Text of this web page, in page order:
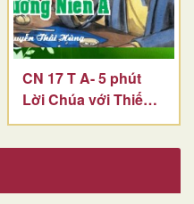
CN 17 T A- 5 phút
Lời Chúa với Thiếu
Nhi